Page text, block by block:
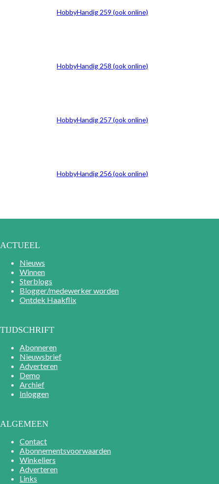
HobbyHandig 259 (ook online)
HobbyHandig 258 (ook online)
HobbyHandig 257 (ook online)
HobbyHandig 256 (ook online)
ACTUEEL
Nieuws
Winnen
Sterblogs
Blogger/medewerker worden
Ontdek Haakflix
TIJDSCHRIFT
Abonneren
Nieuwsbrief
Adverteren
Demo
Archief
Inloggen
ALGEMEEN
Contact
Abonnementsvoorwaarden
Winkeliers
Adverteren
Links